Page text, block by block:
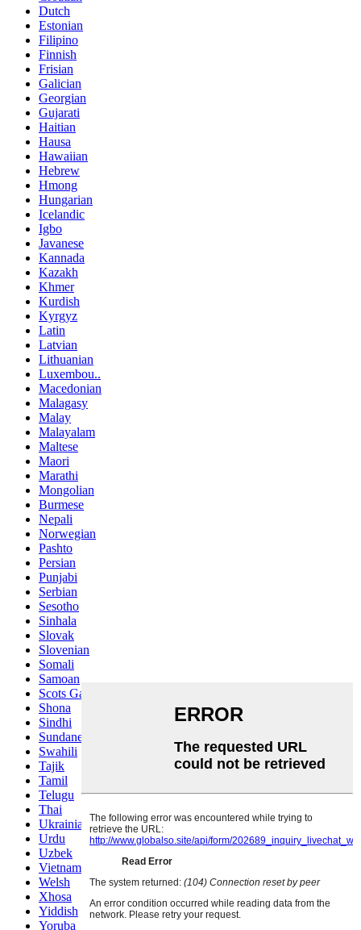
Dutch
Estonian
Filipino
Finnish
Frisian
Galician
Georgian
Gujarati
Haitian
Hausa
Hawaiian
Hebrew
Hmong
Hungarian
Icelandic
Igbo
Javanese
Kannada
Kazakh
Khmer
Kurdish
Kyrgyz
Latin
Latvian
Lithuanian
Luxembou..
Macedonian
Malagasy
Malay
Malayalam
Maltese
Maori
Marathi
Mongolian
Burmese
Nepali
Norwegian
Pashto
Persian
Punjabi
Serbian
Sesotho
Sinhala
Slovak
Slovenian
Somali
Samoan
Scots Gaelic
Shona
Sindhi
Sundanese
Swahili
Tajik
Tamil
Telugu
Thai
Ukrainian
Urdu
Uzbek
Vietnamese
Welsh
Xhosa
Yiddish
Yoruba